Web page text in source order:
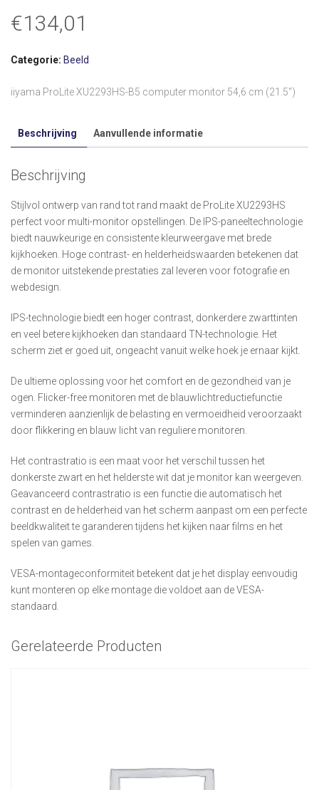
€134,01
Categorie: Beeld
iiyama ProLite XU2293HS-B5 computer monitor 54,6 cm (21.5″)
Beschrijving Aanvullende informatie
Beschrijving
Stijlvol ontwerp van rand tot rand maakt de ProLite XU2293HS
perfect voor multi-monitor opstellingen. De IPS-paneeltechnologie
biedt nauwkeurige en consistente kleurweergave met brede
kijkhoeken. Hoge contrast- en helderheidswaarden betekenen dat
de monitor uitstekende prestaties zal leveren voor fotografie en
webdesign.
IPS-technologie biedt een hoger contrast, donkerdere zwarttinten
en veel betere kijkhoeken dan standaard TN-technologie. Het
scherm ziet er goed uit, ongeacht vanuit welke hoek je ernaar kijkt.
De ultieme oplossing voor het comfort en de gezondheid van je
ogen. Flicker-free monitoren met de blauwlichtreductiefunctie
verminderen aanzienlijk de belasting en vermoeidheid veroorzaakt
door flikkering en blauw licht van reguliere monitoren.
Het contrastratio is een maat voor het verschil tussen het
donkerste zwart en het helderste wit dat je monitor kan weergeven.
Geavanceerd contrastratio is een functie die automatisch het
contrast en de helderheid van het scherm aanpast om een perfecte
beeldkwaliteit te garanderen tijdens het kijken naar films en het
spelen van games.
VESA-montageconformiteit betekent dat je het display eenvoudig
kunt monteren op elke montage die voldoet aan de VESA-
standaard.
Gerelateerde Producten